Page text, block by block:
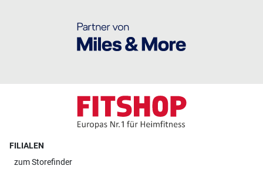
FILIALEN
zumStorefinder